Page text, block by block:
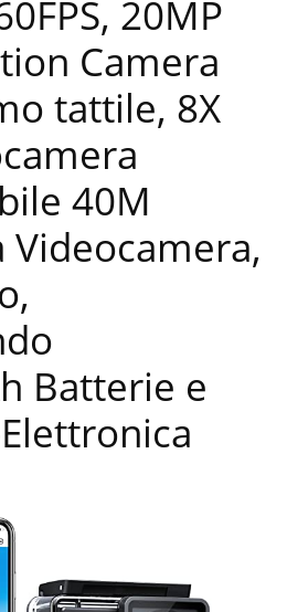
20MP
Camera
tattile, 8X
40M
Videocamera,
Batterie e